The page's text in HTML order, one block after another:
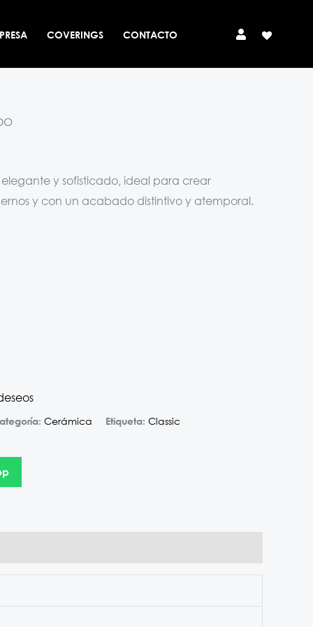
COVERINGS CONTACTO
y sofisticado, ideal para crear
y con un acabado distintivo y atemporal.
Cerámica Etiqueta: Classic